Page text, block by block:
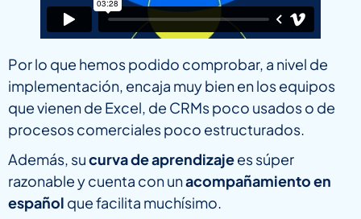
Por lo que hemos podido comprobar, a nivel de
implementación, encaja muy bien en los equipos
que vienen de Excel, de CRMs poco usados o de
procesos comerciales poco estructurados.
Además, sucurva de aprendizajees súper
razonable y cuenta con unacompañamiento en
español que facilita muchísimo.